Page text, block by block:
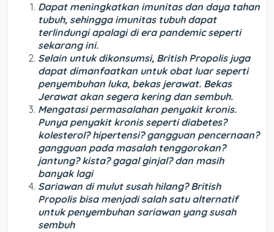
Dapat meningkatkan imunitas dan daya tahan
tubuh, sehingga imunitas tubuh dapat
terlindungi apalagi di era pandemic seperti
sekarang ini.
Selain untuk dikonsumsi, British Propolis juga
dapat dimanfaatkan untuk obat luar seperti
penyembuhan luka, bekas jerawat. Bekas
Jerawat akan segera kering dan sembuh.
Mengatasi permasalahan penyakit kronis.
Punya penyakit kronis seperti diabetes?
kolesterol? hipertensi? gangguan pencernaan?
gangguan pada masalah tenggorokan?
jantung? kista? gagal ginjal? dan masih
banyak lagi
Sariawan di mulut susah hilang? British
Propolis bisa menjadi salah satu alternatif
untuk penyembuhan sariawan yang susah
sembuh